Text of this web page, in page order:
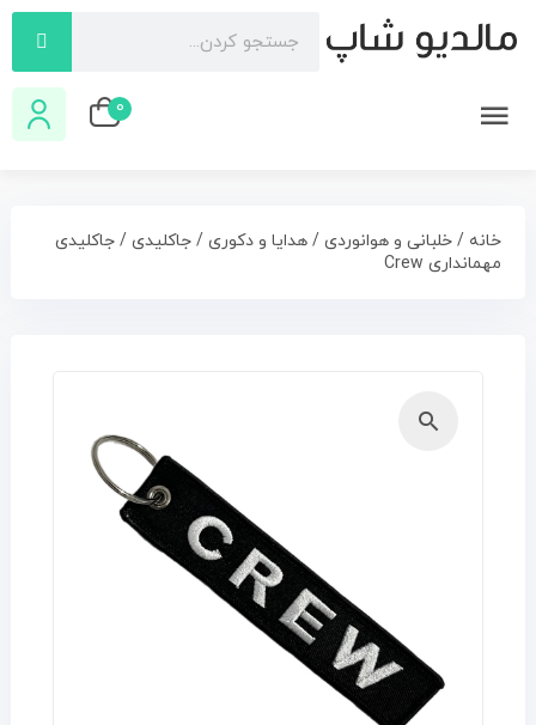
0
خانه / خلبانی و هوانوردی/ هدایا و دکوری/ جاکلیدی/ جاکلیدی
مهمانداری Crew